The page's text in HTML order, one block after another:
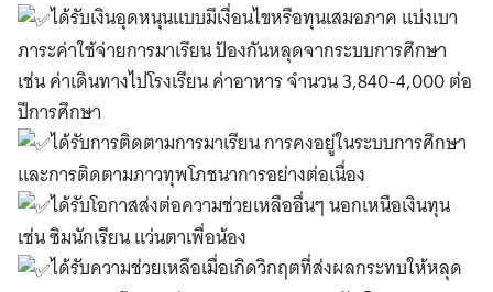
ได้รับเงินอุดหนุนแบบมีเงื่อนไขหรือทุนเสมอภาค แบ่งเบา
ภาระค่าใช้จ่ายการมาเรียน ป้องกันหลุดจากระบบการศึกษา
เช่น ค่าเดินทางไปโรงเรียน ค่าอาหาร จำนวน 3,840-4,000 ต่อ
ปีการศึกษา
ได้รับการติดตามการมาเรียน การคงอยู่ในระบบการศึกษา
และการติดตามภาวทุพโภชนาการอย่างต่อเนื่อง
ได้รับโอกาสส่งต่อความช่วยเหลืออื่นๆ นอกเหนือเงินทุน
เช่น ซิมนักเรียน แว่นตาเพื่อน้อง
ได้รับความช่วยเหลือเมื่อเกิดวิกฤตที่ส่งผลกระทบให้หลุด